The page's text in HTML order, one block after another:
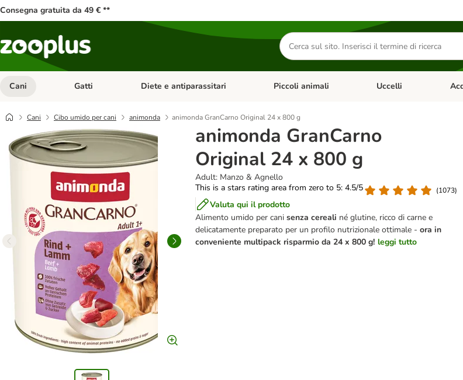
Consegna gratuita da 49 € **
Cerca
prodotti
Cani Apri Menu Categoria: Cani
Gatti Apri Menu Categoria: Gatti
Diete e antiparassitari Apri Menu Categoria: Diete e antiparassitari
Piccoli animali Apri Menu Categoria:
Uccelli Apri
Cani Cibo umido per cani animonda animonda GranCarno Original 24 x 800 g
animonda GranCarno
Original 24 x 800 g
Adult: Manzo & Agnello
This is a stars rating area from zero to 5: 4.5/5
(1073)
Valuta qui il prodotto
Alimento umido per cani senza cereali né glutine, ricco di carne e
delicatamente preparato per un profilo nutrizionale ottimale - ora in
conveniente multipack risparmio da 24 x 800 g! leggi tutto